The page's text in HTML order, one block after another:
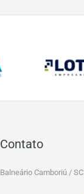
Contato
Balneário Camboriú / SC